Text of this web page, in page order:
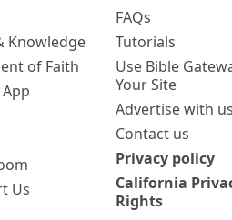
Knowledge
of Faith
Us
FAQs
Tutorials
Use Bible
Your Site
Advertise with us
Contact us
Privacy policy
California
Rights